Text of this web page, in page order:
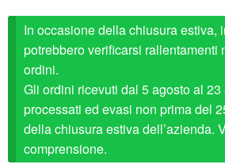
APPLICAZIONI
SERVIZIO CLIENTI
FAQ
In occasione della chiusura estiva,
potrebbero verificarsi rallentamenti
ordini.
Gli ordini ricevuti dal 5 agosto al
processati ed evasi non prima del
della chiusura estiva dell’azienda.
comprensione.